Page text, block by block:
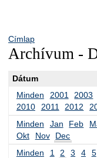
Címlap
Archívum -
Dátum
Minden
2001 2003
2010
2011 2012
Minden
Jan Feb
Okt
Nov
Dec
Minden
1 2 3 4 5